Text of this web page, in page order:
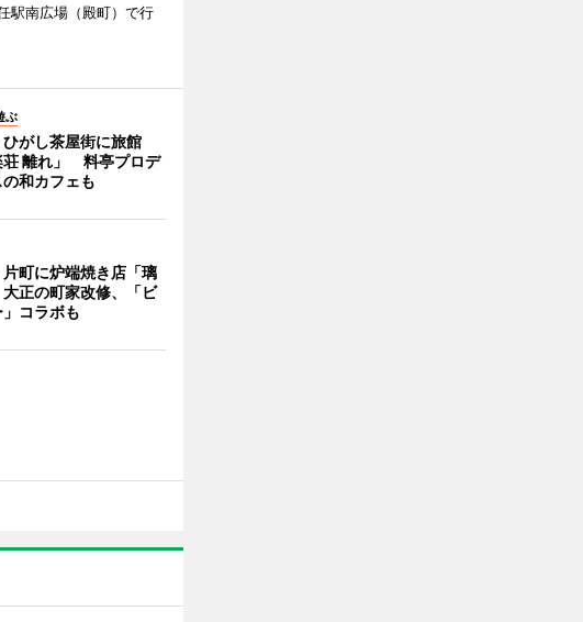
駅南広場（殿町）で行
ぶ
がし茶屋街に旅館
荘 離れ」 料亭プロデ
の和カフェも
町に炉端焼き店「璃
正の町家改修、「ビ
コラボも